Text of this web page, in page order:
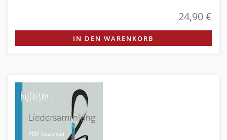
24,90 €
IN DEN WARENKORB